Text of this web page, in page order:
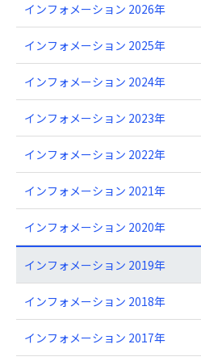
インフォメーション 2026年
インフォメーション 2025年
インフォメーション 2024年
インフォメーション 2023年
インフォメーション 2022年
インフォメーション 2021年
インフォメーション 2020年
インフォメーション 2019年
インフォメーション 2018年
インフォメーション 2017年